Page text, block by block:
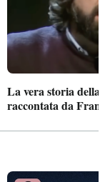
La vera storia della
raccontata da